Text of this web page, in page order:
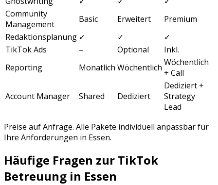
Community
Management
Basic Erweitert
Premium
Redaktionsplanung ✓ ✓
✓
TikTok Ads
– Optional
Inkl.
Reporting
Monatlich Wöchentlich Wöchentlich
+ Call
Account Manager Shared Dediziert
Dediziert +
Strategy
Lead
Preise auf Anfrage. Alle Pakete individuell anpassbar für
Ihre Anforderungen in Essen.
Häufige Fragen zur TikTok
Betreuung in Essen